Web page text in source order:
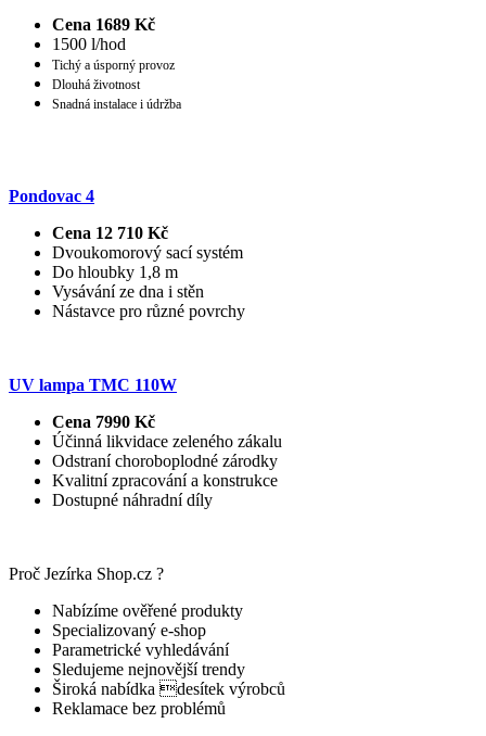
Cena 1689 Kč
1500 l/hod
Tichý a úsporný provoz
Dlouhá životnost
Snadná instalace i údržba
Pondovac 4
Cena 12 710 Kč
Dvoukomorový sací systém
Do hloubky 1,8 m
Vysávání ze dna i stěn
Nástavce pro různé povrchy
UV lampa TMC 110W
Cena 7990 Kč
Účinná likvidace zeleného zákalu
Odstraní choroboplodné zárodky
Kvalitní zpracování a konstrukce
Dostupné náhradní díly
Proč Jezírka Shop.cz ?
Nabízíme ověřené produkty
Specializovaný e-shop
Parametrické vyhledávání
Sledujeme nejnovější trendy
Široká nabídka desítek výrobců
Reklamace bez problémů